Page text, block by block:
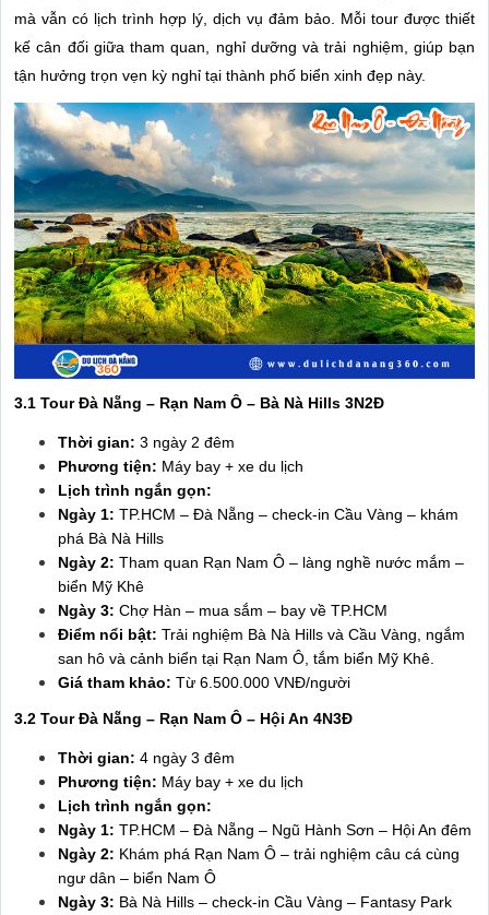
mà vẫn có lịch trình hợp lý, dịch vụ đảm bảo. Mỗi tour được thiết
kế cân đối giữa tham quan, nghỉ dưỡng và trải nghiệm, giúp bạn
tận hưởng trọn vẹn kỳ nghỉ tại thành phố biển xinh đẹp này.
3.1 Tour Đà Nẵng – Rạn Nam Ô – Bà Nà Hills 3N2Đ
Thời gian: 3 ngày 2 đêm
Phương tiện: Máy bay + xe du lịch
Lịch trình ngắn gọn:
Ngày 1: TP.HCM – Đà Nẵng – check-in Cầu Vàng – khám
phá Bà Nà Hills
Ngày 2: Tham quan Rạn Nam Ô – làng nghề nước mắm –
biển Mỹ Khê
Ngày 3: Chợ Hàn – mua sắm – bay về TP.HCM
Điểm nổi bật: Trải nghiệm Bà Nà Hills và Cầu Vàng, ngắm
san hô và cảnh biển tại Rạn Nam Ô, tắm biển Mỹ Khê.
Giá tham khảo: Từ 6.500.000 VNĐ/người
3.2 Tour Đà Nẵng – Rạn Nam Ô – Hội An 4N3Đ
Thời gian: 4 ngày 3 đêm
Phương tiện: Máy bay + xe du lịch
Lịch trình ngắn gọn:
Ngày 1: TP.HCM – Đà Nẵng – Ngũ Hành Sơn – Hội An đêm
Ngày 2: Khám phá Rạn Nam Ô – trải nghiệm câu cá cùng
ngư dân – biển Nam Ô
Ngày 3: Bà Nà Hills – check-in Cầu Vàng – Fantasy Park